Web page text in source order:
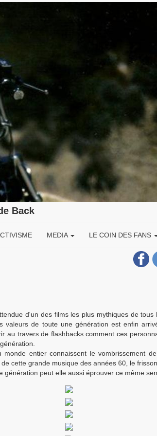
Back
MEDIA LE COIN DES FANS
d'un des films les plus mythiques de tous
valeurs de toute une génération est enfin
au travers de flashbacks comment ces
monde entier connaissent le vombrissement
cette grande musique des années 60, le
génération peut elle aussi éprouver ce même